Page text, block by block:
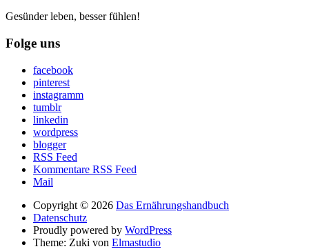
Gesünder leben, besser fühlen!
Folge uns
facebook
pinterest
instagramm
tumblr
linkedin
wordpress
blogger
RSS Feed
Kommentare RSS Feed
Mail
Copyright © 2026 Das Ernährungshandbuch
Datenschutz
Proudly powered by WordPress
Theme: Zuki von Elmastudio